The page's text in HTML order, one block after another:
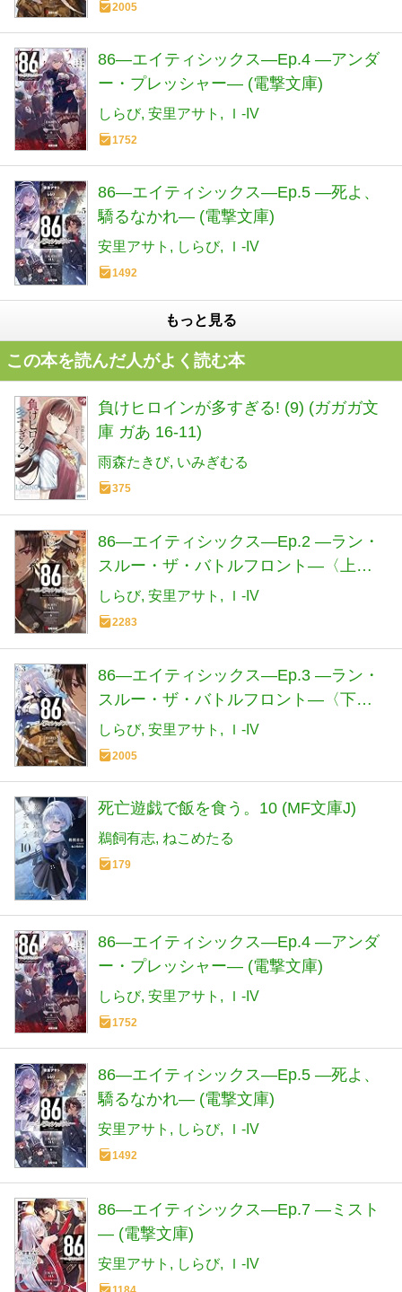
2005
86―エイティシックス―Ep.4 ―アンダ
ー・プレッシャー― (電撃文庫)
しらび 安里アサト Ｉ-IV
1752
86―エイティシックス―Ep.5 ―死よ、
驕るなかれ― (電撃文庫)
安里アサト しらび Ｉ-IV
1492
もっと見る
この本を読んだ人がよく読む本
負けヒロインが多すぎる! (9) (ガガガ文
庫 ガあ 16-11)
雨森たきび いみぎむる
375
86―エイティシックス―Ep.2 ―ラン・
スルー・ザ・バトルフロント―〈上〉
(電撃文庫)
しらび 安里アサト Ｉ-IV
2283
86―エイティシックス―Ep.3 ―ラン・
スルー・ザ・バトルフロント―〈下〉
(電撃文庫)
しらび 安里アサト Ｉ-IV
2005
死亡遊戯で飯を食う。10 (MF文庫J)
鵜飼有志 ねこめたる
179
86―エイティシックス―Ep.4 ―アンダ
ー・プレッシャー― (電撃文庫)
しらび 安里アサト Ｉ-IV
1752
86―エイティシックス―Ep.5 ―死よ、
驕るなかれ― (電撃文庫)
安里アサト しらび Ｉ-IV
1492
86―エイティシックス―Ep.7 ―ミスト
― (電撃文庫)
安里アサト しらび Ｉ-IV